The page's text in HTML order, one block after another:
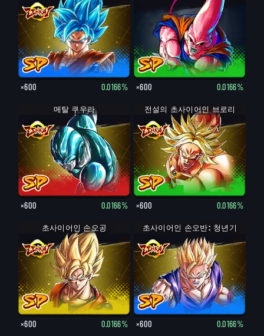
×600 0.0166% ×600 0.0166%
메탈 쿠우라
×600 0.0166%
전설의 초사이어인 브로리
×600 0.0166%
초사이어인 손오공
×600 0.0166%
초사이어인 손오반: 청년기
×600 0.0166%